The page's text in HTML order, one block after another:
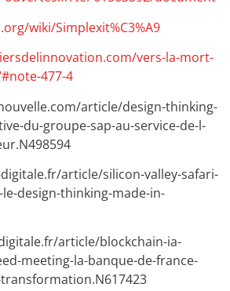
wiki/Simplexit%C3%A9
vers-la-mort-
477-4
article/design-thinking-
du-groupe-sap-au-service-de-l-
article/silicon-valley-safari-
design-thinking-made-in-
article/blockchain-ia-
meeting-la-banque-de-france-